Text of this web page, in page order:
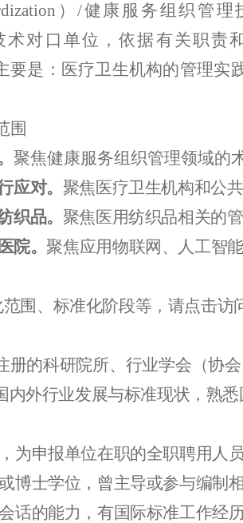
） /健康服务组织管理
术对口单位，依据有关职责
要是：医疗卫生机构的管理实
围
聚焦健康服务组织管理领域的
应对。 聚焦医疗卫生机构和公
织品。 聚焦医用纺织品相关的管
院。 聚焦应用物联网、人工智
范围、标准化阶段等 ， 请点击访
的科研院所、 行业学会（协会
内外行业发展与标准现状 ， 熟悉
为申报单位在职的全职聘用人员
博士学位， 曾主导或参与编制
话的能力，有国际标准工作经历